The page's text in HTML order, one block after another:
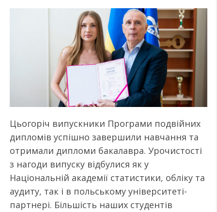
Цьогоріч випускники Програми подвійних
дипломів успішно завершили навчання та
отримали дипломи бакалавра. Урочистості
з нагоди випуску відбулися як у
Національній академії статистики, обліку та
аудиту, так і в польському університеті-
партнері. Більшість наших студентів